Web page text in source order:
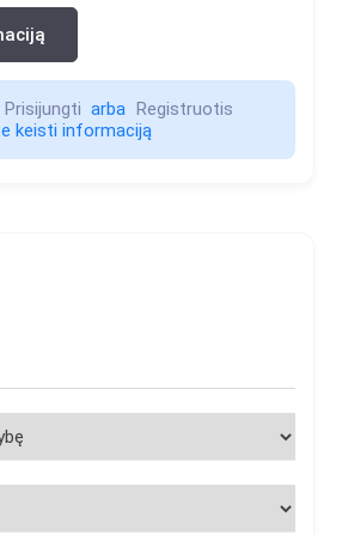
Prisijungti arba Registruotis
keisti informaciją